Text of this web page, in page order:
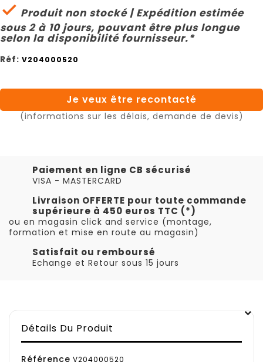
 Produit non stocké | Expédition estimée
sous 2 à 10 jours, pouvant être plus longue
selon la disponibilité fournisseur.*
Réf: V204000520
Je veux être recontacté
(informations sur les délais, demande de devis)
Paiement en ligne CB sécurisé
VISA - MASTERCARD
Livraison OFFERTE pour toute commande
supérieure à 450 euros TTC (*)
ou en magasin click and service (montage,
formation et mise en route au magasin)
Satisfait ou remboursé
Echange et Retour sous 15 jours
Détails Du Produit
Référence V204000520